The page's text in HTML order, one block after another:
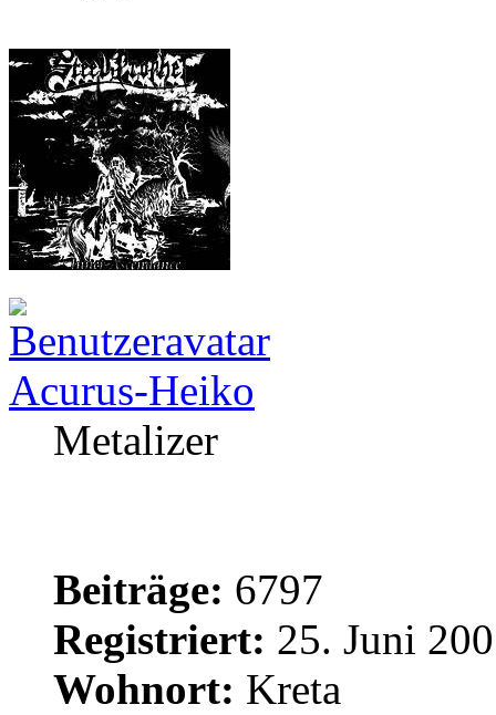
Acurus-Heiko
Metalizer
Beiträge: 6797
Registriert: 25. Juni
Wohnort: Kreta